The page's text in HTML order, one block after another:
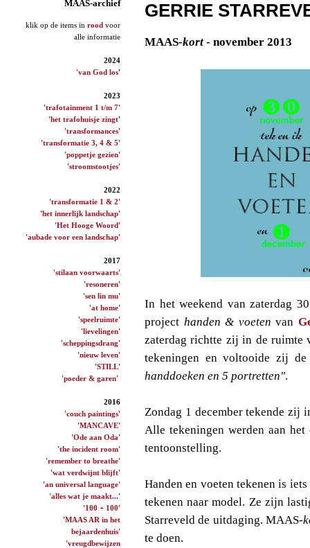
MAAS-archief
klik op de items in rood voor
alle informatie
2024
'van God los'
2023
'trafotainment 1 t/m 7'
'het trafohuisje zingt'
'transformances'
'transformatie 3, 4 & 5'
'poppetje gezien'
'stroomstootjes'
2022
'transformatie 1 & 2'
'het innerlijk landschap'
'Het Hooge Woord'
'aubade voor een landschap'
2017
'stilaan voorwaarts'
'resoneren'
'sen lin mu'
'at home'
'speelruimte'
'lievelingen'
'scheppingsdrang'
'nieuw leven'
'STILL'
'poeder & garen'
2016
'couch paintings'
'MANCAVE'
'Ode aan Oda'
'the incident room'
'remember to breathe'
'wat verdwijnt blijft'
'an universal language'
'alles wat je maakt...'
'100 + 100'
'MAAS AR in het
bejaardenhuis'
'vreugdbewijzen
GERRIE
MAAS-kort - november 2013
In het weekend van zaterdag
project handen & voeten van
zaterdag richtte zij in de ruimte
tekeningen en voltooide zij de
handdoeken en 5 portretten".
Zondag 1 december tekende zij
Alle tekeningen werden aan
tentoonstelling.
Handen en voeten tekenen is
tekenen naar model. Ze zijn
Starreveld de uitdaging. MAAS-
te doen.